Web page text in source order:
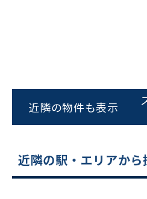
近隣の物件も表示
近隣の駅・エリアから